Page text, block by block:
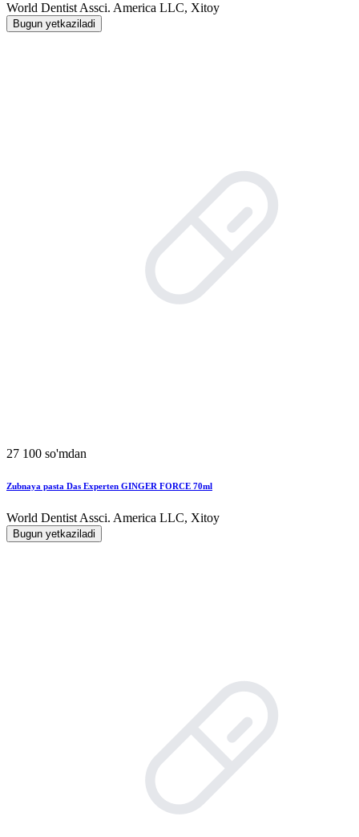
World Dentist Assci. America LLC, Xitoy
Bugun yetkaziladi
27 100 so'mdan
Zubnaya pasta Das Experten GINGER FORCE 70ml
World Dentist Assci. America LLC, Xitoy
Bugun yetkaziladi